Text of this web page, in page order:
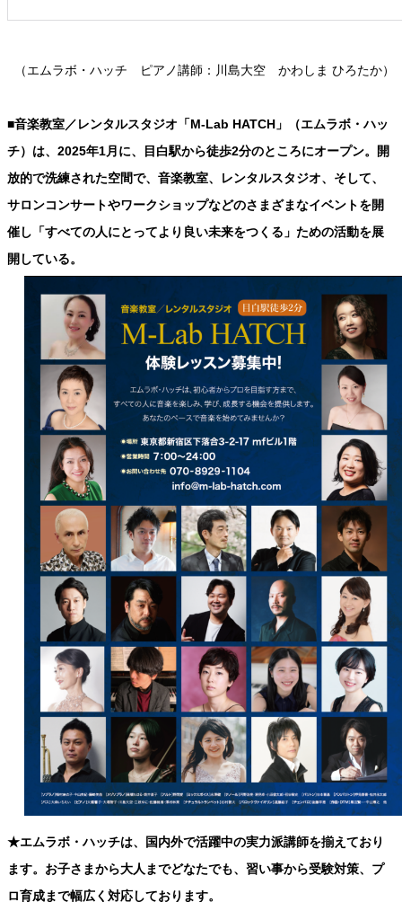
（エムラボ・ハッチ ピアノ講師：川島大空 かわしま ひろたか）
■音楽教室／レンタルスタジオ「M-Lab HATCH」（エムラボ・ハッ
チ）は、2025年1月に、目白駅から徒歩2分のところにオープン。開
放的で洗練された空間で、音楽教室、レンタルスタジオ、そして、
サロンコンサートやワークショップなどのさまざまなイベントを開
催し「すべての人にとってより良い未来をつくる」ための活動を展
開している。
★エムラボ・ハッチは、国内外で活躍中の実力派講師を揃えており
ます。お子さまから大人までどなたでも、習い事から受験対策、プ
ロ育成まで幅広く対応しております。